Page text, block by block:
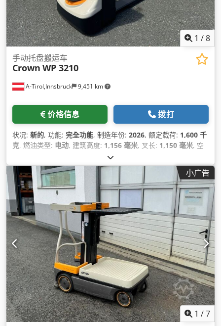
1 /8
A-Tirol,Innsbruck 9,451 km
手动托盘搬运车
Crown WP 3210
价格信息 拨打
状况: 新的, 功能: 完全功能, 制造年份: 2026, 额定载荷: 1,600 千
克, 燃油类型: 电动, 建筑高度: 1,156 毫米, 叉长: 1,150 毫米, 空
1,650 毫米
宽度:720 毫米,
小广告
1 /7